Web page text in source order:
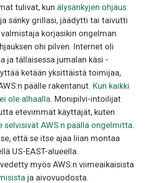
tulivat, kun älysänkyjen ohjaus
ja sänky grillasi, jäädytti tai taivutti
korjasikin ongelman
ohi pilven. Internet oli
ja tällaisessa jumalan käsi -
ketään yksittäistä toimijaa,
päälle rakentanut. Kun kaikki
ole alhaalla. Monipilvi-intoilijat
etevimmät käyttäjät, kuten
selvisivät AWS:n päällä ongelmitta.
että se itse ajaa liian montaa
US-EAST-alueella.
myös AWS:n viimeaikaisista
ja aivovuodosta.